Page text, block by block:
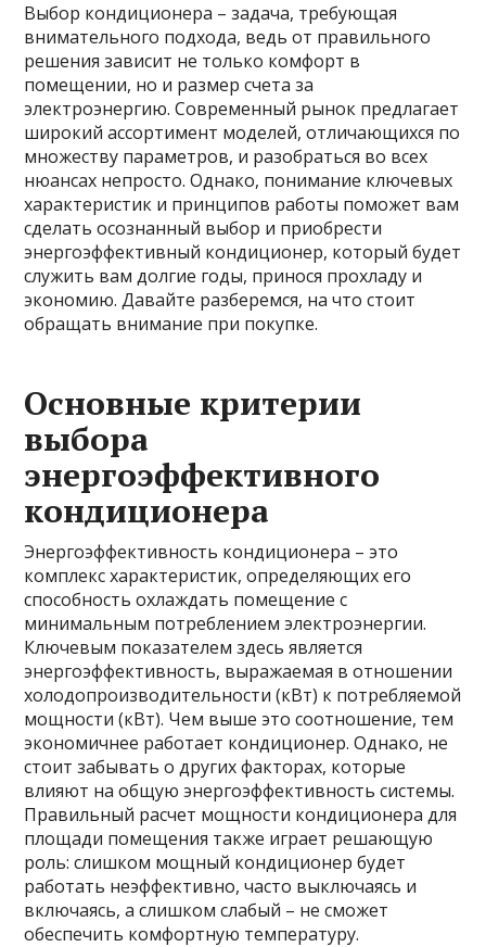
Выбор кондиционера – задача, требующая
внимательного подхода, ведь от правильного
решения зависит не только комфорт в
помещении, но и размер счета за
электроэнергию. Современный рынок предлагает
широкий ассортимент моделей, отличающихся по
множеству параметров, и разобраться во всех
нюансах непросто. Однако, понимание ключевых
характеристик и принципов работы поможет вам
сделать осознанный выбор и приобрести
энергоэффективный кондиционер, который будет
служить вам долгие годы, принося прохладу и
экономию. Давайте разберемся, на что стоит
обращать внимание при покупке.
Основные критерии
выбора
энергоэффективного
кондиционера
Энергоэффективность кондиционера – это
комплекс характеристик, определяющих его
способность охлаждать помещение с
минимальным потреблением электроэнергии.
Ключевым показателем здесь является
энергоэффективность, выражаемая в отношении
холодопроизводительности (кВт) к потребляемой
мощности (кВт). Чем выше это соотношение, тем
экономичнее работает кондиционер. Однако, не
стоит забывать о других факторах, которые
влияют на общую энергоэффективность системы.
Правильный расчет мощности кондиционера для
площади помещения также играет решающую
роль: слишком мощный кондиционер будет
работать неэффективно, часто выключаясь и
включаясь, а слишком слабый – не сможет
обеспечить комфортную температуру.